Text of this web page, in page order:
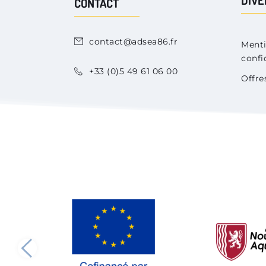
contact@adsea86.fr
+33 (0)5 49 61 06 00